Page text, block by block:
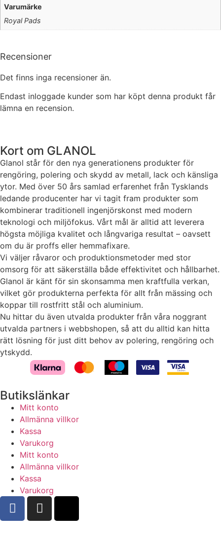
Varumärke
Royal Pads
Recensioner
Det finns inga recensioner än.
Endast inloggade kunder som har köpt denna produkt får
lämna en recension.
Kort om GLANOL
Glanol står för den nya generationens produkter för
rengöring, polering och skydd av metall, lack och känsliga
ytor. Med över 50 års samlad erfarenhet från Tysklands
ledande producenter har vi tagit fram produkter som
kombinerar traditionell ingenjörskonst med modern
teknologi och miljöfokus. Vårt mål är alltid att leverera
högsta möjliga kvalitet och långvariga resultat – oavsett
om du är proffs eller hemmafixare.
Vi väljer råvaror och produktionsmetoder med stor
omsorg för att säkerställa både effektivitet och hållbarhet.
Glanol är känt för sin skonsamma men kraftfulla verkan,
vilket gör produkterna perfekta för allt från mässing och
koppar till rostfritt stål och aluminium.
Nu hittar du även utvalda produkter från våra noggrant
utvalda partners i webbshopen, så att du alltid kan hitta
rätt lösning för just ditt behov av polering, rengöring och
ytskydd.
Butikslänkar
Mitt konto
Allmänna villkor
Kassa
Varukorg
Mitt konto
Allmänna villkor
Kassa
Varukorg
intressen och ditt
surfar ökar du
anpassat innehåll